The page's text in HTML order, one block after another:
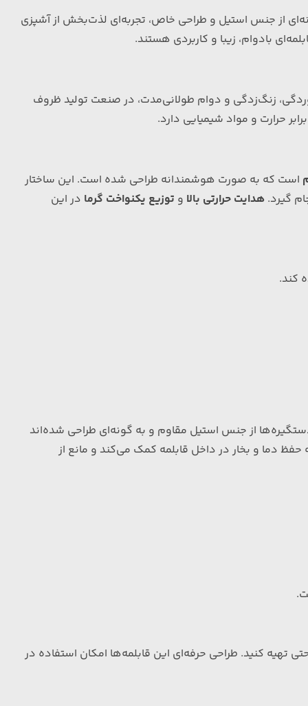
از جنس استیل و طراحی خاص، تجربه‌ای لذت‌بخش از آشپزی
بادوام، زیبا و کاربردی هستند.
در برابر خوردگی، زنگ‌زدگی و دوام طولانی‌مدت، در صنعت تولید ظروف
حرارت و مواد شیمیایی دارد.
است که به صورت هوشمندانه طراحی شده است. این ساختار
گیرد. هدایت حرارتی بالا و توزیع یکنواخت گرما در این
کند.
از جنس استیل مقاوم و به گونه‌ای طراحی شده‌اند
دما و بخار در داخل قابلمه کمک می‌کند و مانع از
تهیه کنید. طراحی حرفه‌ای این قابلمه‌ها امکان استفاده در